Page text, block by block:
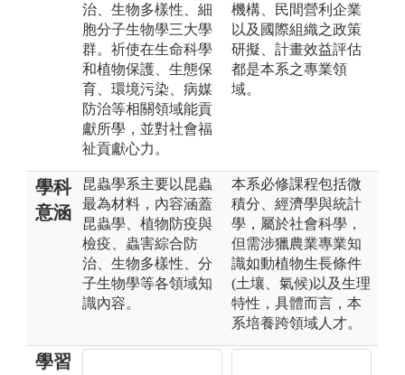
治、生物多樣性、細
胞分子生物學三大學
群。祈使在生命科學
和植物保護、生態保
育、環境污染、病媒
防治等相關領域能貢
獻所學，並對社會福
祉貢獻心力。
機構、民間營利企業
以及國際組織之政策
研擬、計畫效益評估
都是本系之專業領
域。
學科
意涵
昆蟲學系主要以昆蟲
最為材料，內容涵蓋
昆蟲學、植物防疫與
檢疫、蟲害綜合防
治、生物多樣性、分
子生物學等各領域知
識內容。
本系必修課程包括微
積分、經濟學與統計
學，屬於社會科學，
但需涉獵農業專業知
識如動植物生長條件
(土壤、氣候)以及生理
特性，具體而言，本
系培養跨領域人才。
學習